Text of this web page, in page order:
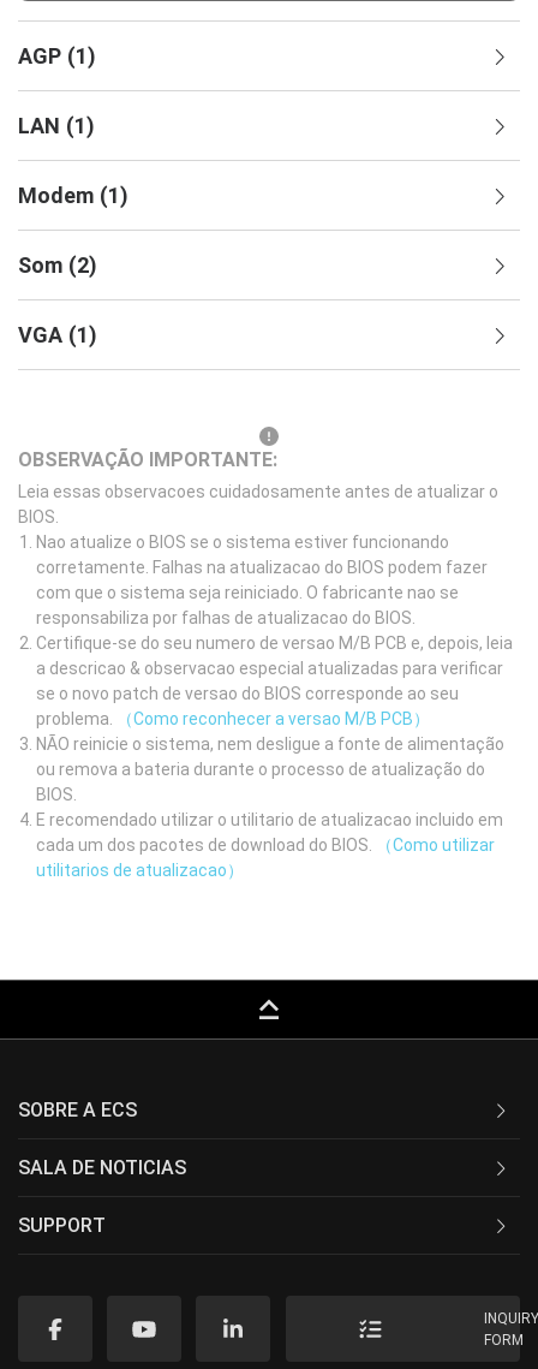
AGP (1)
LAN (1)
Modem (1)
Som (2)
VGA (1)
OBSERVAÇÃO IMPORTANTE:
Leia essas observacoes cuidadosamente antes de atualizar o
BIOS.
Nao atualize o BIOS se o sistema estiver funcionando
corretamente. Falhas na atualizacao do BIOS podem fazer
com que o sistema seja reiniciado. O fabricante nao se
responsabiliza por falhas de atualizacao do BIOS.
Certifique-se do seu numero de versao M/B PCB e, depois, leia
a descricao & observacao especial atualizadas para verificar
se o novo patch de versao do BIOS corresponde ao seu
problema.
（Como reconhecer a versao M/B PCB）
NÃO reinicie o sistema, nem desligue a fonte de alimentação
ou remova a bateria durante o processo de atualização do
BIOS.
E recomendado utilizar o utilitario de atualizacao incluido em
cada um dos pacotes de download do BIOS.
（Como utilizar
utilitarios de atualizacao）
keyboard_capslock
SOBRE A ECS
SALA DE NOTICIAS
SUPPORT
FORM